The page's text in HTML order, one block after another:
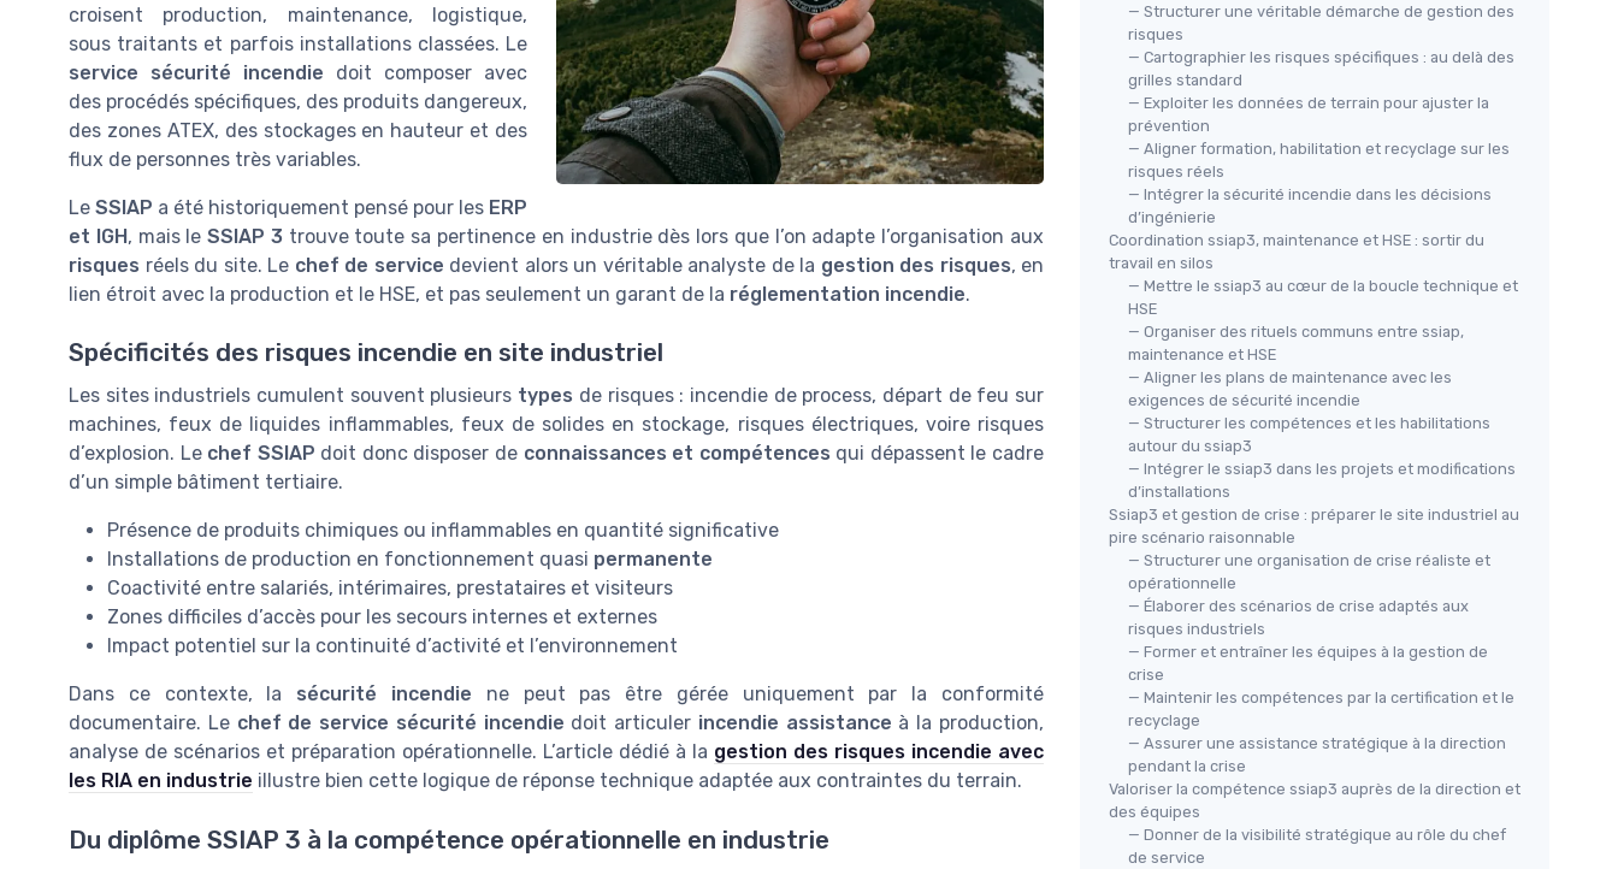
croisent production, maintenance, logistique,
sous traitants et parfois installations classées. Le
service sécurité incendie doit composer avec
des procédés spécifiques, des produits dangereux,
des zones ATEX, des stockages en hauteur et des
flux de personnes très variables.
Le SSIAP a été historiquement pensé pour les ERP
et IGH, mais leSSIAP 3 trouve toute sa pertinence en industrie dès lors que l’on adapte l’organisation aux
risques réels du site. Le chef de service devient alors un véritable analyste de la gestion des risques, en
lien étroit avec la production et le HSE, et pas seulement un garant de la réglementation incendie.
Spécificités des risques incendie en site industriel
Les sites industriels cumulent souvent plusieurs types de risques : incendie de process, départ de feu sur
machines, feux de liquides inflammables, feux de solides en stockage, risques électriques, voire risques
d’explosion. Le chef SSIAP doit donc disposer de connaissances et compétences qui dépassent le cadre
d’un simple bâtiment tertiaire.
Présence de produits chimiques ou inflammables en quantité significative
Installations de production en fonctionnement quasi permanente
Coactivité entre salariés, intérimaires, prestataires et visiteurs
Zones difficiles d’accès pour les secours internes et externes
Impact potentiel sur la continuité d’activité et l’environnement
Dans ce contexte, la sécurité incendie ne peut pas être gérée uniquement par la conformité
documentaire. Le chef de service sécurité incendie doit articuler incendie assistance à la production,
analyse de scénarios et préparation opérationnelle. L’article dédié à la gestion des risques incendie avec
les RIA en industrie illustre bien cette logique de réponse technique adaptée aux contraintes du terrain.
Du diplôme SSIAP 3 à la compétence opérationnelle en industrie
— Structurer une véritable démarche de gestion des
risques
— Cartographier les risques spécifiques : au delà des
grilles standard
— Exploiter les données de terrain pour ajuster la
prévention
— Aligner formation, habilitation et recyclage sur les
risques réels
— Intégrer la sécurité incendie dans les décisions
d’ingénierie
Coordination ssiap3, maintenance et HSE : sortir du
travail en silos
— Mettre le ssiap3 au cœur de la boucle technique et
HSE
— Organiser des rituels communs entre ssiap,
maintenance et HSE
— Aligner les plans de maintenance avec les
exigences de sécurité incendie
— Structurer les compétences et les habilitations
autour du ssiap3
— Intégrer le ssiap3 dans les projets et modifications
d’installations
Ssiap3 et gestion de crise : préparer le site industriel au
pire scénario raisonnable
— Structurer une organisation de crise réaliste et
opérationnelle
— Élaborer des scénarios de crise adaptés aux
risques industriels
— Former et entraîner les équipes à la gestion de
crise
— Maintenir les compétences par la certification et le
recyclage
— Assurer une assistance stratégique à la direction
pendant la crise
Valoriser la compétence ssiap3 auprès de la direction et
des équipes
— Donner de la visibilité stratégique au rôle du chef
de service